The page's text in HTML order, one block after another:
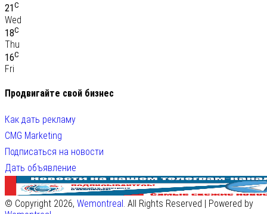
21 C
Wed
18C
Thu
16C
Fri
Продвигайте свой бизнес
Как дать рекламу
CMG Marketing
Подписаться на новости
Дать объявление
© Copyright 2026, Wemontreal . All Rights Reserved | Powered by